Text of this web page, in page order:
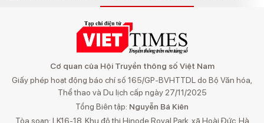
Cơ quan của Hội Truyền thông số Việt Nam
Giấy phép hoạt động báo chí số 165/GP-BVHTTDL do Bộ Văn hóa,
Thể thao và Du lịch cấp ngày 27/11/2025
Tổng Biên tập: Nguyễn Bá Kiên
Tòa soạn: LK16-18, Khu đô thị Hinode Royal Park, xã Hoài Đức, Hà